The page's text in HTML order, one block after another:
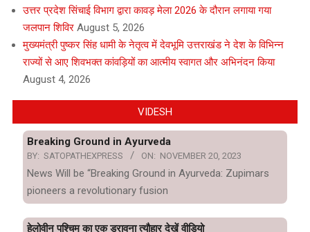
उत्तर प्रदेश सिंचाई विभाग द्वारा कावड़ मेला 2026 के दौरान लगाया गया
जलपान शिविर August 5, 2026
मुख्यमंत्री पुष्कर सिंह धामी के नेतृत्व में देवभूमि उत्तराखंड ने देश के विभिन्न
राज्यों से आए शिवभक्त कांवड़ियों का आत्मीय स्वागत और अभिनंदन किया
August 4, 2026
VIDESH
Breaking Ground in Ayurveda
BY: SATOPATHEXPRESS ON: NOVEMBER 20, 2023
News Will be “Breaking Ground in Ayurveda: Zupimars
pioneers a revolutionary fusion
हेलोवीन पश्चिम का एक डरावना त्यौहार देखें वीडियो